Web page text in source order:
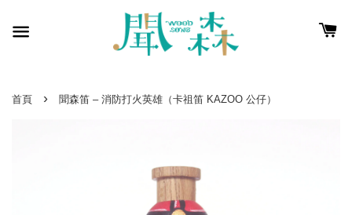
首頁 › 聞森笛 – 消防打火英雄（卡祖笛 KAZOO 公仔）